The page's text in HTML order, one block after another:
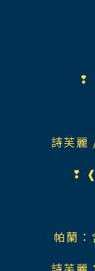
❢
詩芙麗
❢
帕蘭